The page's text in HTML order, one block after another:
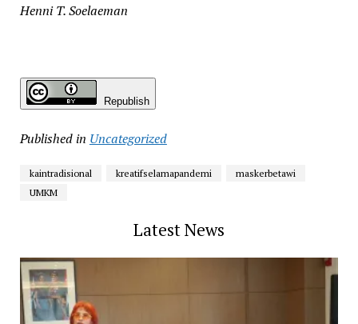
Henni T. Soelaeman
Republish
Published in Uncategorized
kaintradisional kreatifselamapandemi
maskerbetawi
UMKM
Latest News